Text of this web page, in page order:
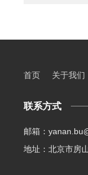
首页 关于我们
联系方式
邮箱：
地址：北京市房